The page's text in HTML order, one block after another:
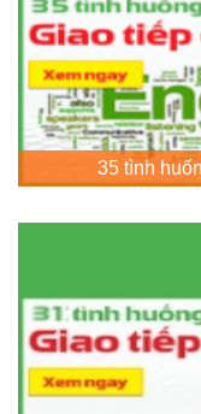
35 tình